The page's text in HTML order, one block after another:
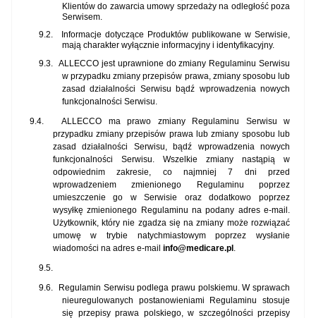
Klientów do zawarcia umowy sprzedaży na odległość poza
Serwisem.
9.2.
Informacje dotyczące Produktów publikowane w Serwisie,
mają charakter wyłącznie informacyjny i identyfikacyjny.
9.3. ALLECCO jest uprawnione do zmiany Regulaminu Serwisu
w przypadku zmiany przepisów prawa, zmiany sposobu lub
zasad działalności Serwisu bądź wprowadzenia nowych
funkcjonalności Serwisu.
9.4.
ALLECCO ma prawo zmiany Regulaminu Serwisu w
przypadku zmiany przepisów prawa lub zmiany sposobu lub
zasad działalności Serwisu, bądź wprowadzenia nowych
funkcjonalności Serwisu. Wszelkie zmiany nastąpią w
odpowiednim zakresie, co najmniej 7 dni przed
wprowadzeniem zmienionego Regulaminu poprzez
umieszczenie go w Serwisie oraz dodatkowo poprzez
wysyłkę zmienionego Regulaminu na podany adres e-mail.
Użytkownik, który nie zgadza się na zmiany może rozwiązać
umowę w trybie natychmiastowym poprzez wysłanie
wiadomości na adres e-mail info@medicare.pl .
9.5.
9.6.
Regulamin Serwisu podlega prawu polskiemu. W sprawach
nieuregulowanych postanowieniami Regulaminu stosuje
się przepisy prawa polskiego, w szczególności przepisy